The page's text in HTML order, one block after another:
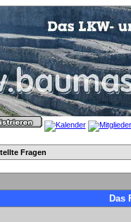
Fragen
Das